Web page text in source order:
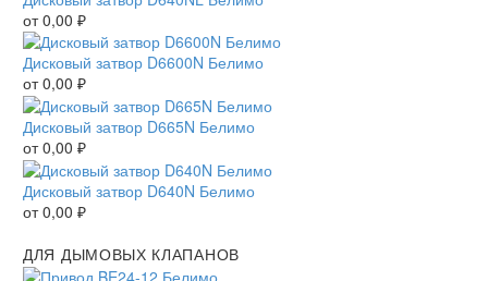
от0,00 ₽
Дисковый затвор D6600N Белимо
от0,00 ₽
Дисковый затвор D665N Белимо
от0,00 ₽
Дисковый затвор D640N Белимо
от0,00 ₽
ДЛЯ ДЫМОВЫХ КЛАПАНОВ